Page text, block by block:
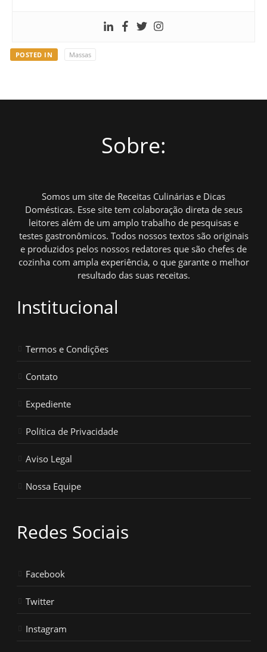
POSTED IN Massas
Sobre:
Somos um site de Receitas Culinárias e Dicas
Domésticas. Esse site tem colaboração direta de seus
leitores além de um amplo trabalho de pesquisas e
testes gastronômicos. Todos nossos textos são originais
e produzidos pelos nossos redatores que são chefes de
cozinha com ampla experiência, o que garante o melhor
resultado das suas receitas.
Institucional
Termos e Condições
Contato
Expediente
Política de Privacidade
Aviso Legal
Nossa Equipe
Redes Sociais
Facebook
Twitter
Instagram